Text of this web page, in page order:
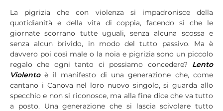
La pigrizia che con violenza si impadronisce della
quotidianità e della vita di coppia, facendo sì che le
giornate scorrano tutte uguali, senza alcuna scossa e
senza alcun brivido, in modo del tutto passivo. Ma è
davvero poi così male o la noia e pigrizia sono un piccolo
regalo che ogni tanto ci possiamo concedere? Lento
Violentoè il manifesto di una generazione che, come
cantano i Canova nel loro nuovo singolo, si guarda allo
specchio e non si riconosce, ma alla fine dice che va tutto
a posto. Una generazione che si lascia scivolare tutto